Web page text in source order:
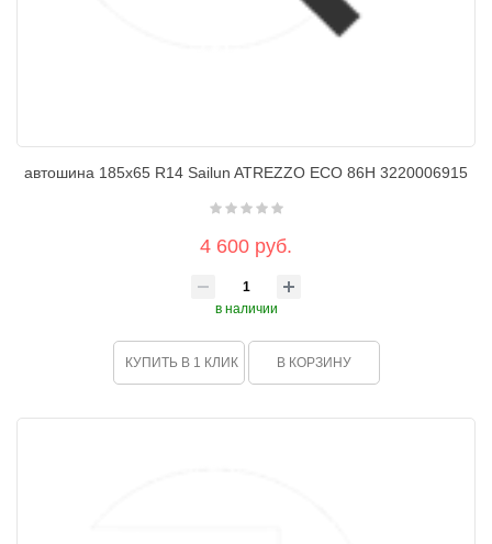
автошина 185х65 R14 Sailun ATREZZO ECO 86H 3220006915
4 600 руб.
в наличии
КУПИТЬ В 1 КЛИК В КОРЗИНУ